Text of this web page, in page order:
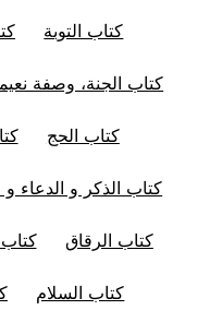
كتاب التوبة
كتاب الجنة، وصفة
كتاب الحج
كتاب الذكر و الدعاء و
كتاب الرقاق كتاب
كتاب السلام